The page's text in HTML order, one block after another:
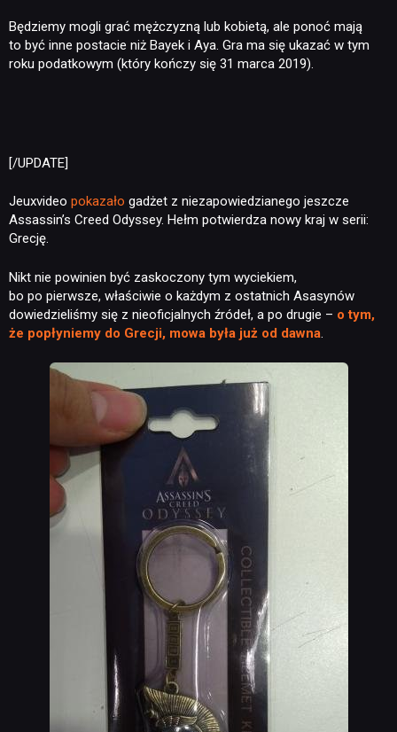
Będziemy mogli grać mężczyzną lub kobietą, ale ponoć mają
to być inne postacie niż Bayek i Aya. Gra ma się ukazać w tym
roku podatkowym (który kończy się 31 marca 2019).
[/UPDATE]
Jeuxvideo pokazało gadżet z niezapowiedzianego jeszcze
Assassin’s Creed Odyssey. Hełm potwierdza nowy kraj w serii:
Grecję.
Nikt nie powinien być zaskoczony tym wyciekiem,
bo po pierwsze, właściwie o każdym z ostatnich Asasynów
dowiedzieliśmy się z nieoficjalnych źródeł, a po drugie – o tym,
że popłyniemy do Grecji, mowa była już od dawna.